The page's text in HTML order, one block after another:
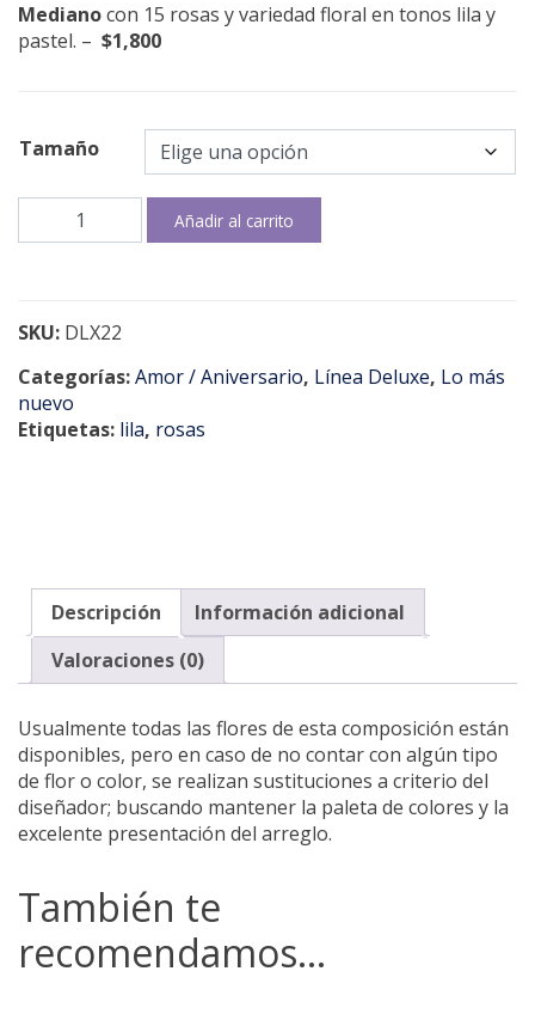
Medianocon 15 rosas y variedad floral en tonos lila y
pastel. – $1,800
Tamaño
Song
Añadir al carrito
SKU: DLX22
Categorías:Amor / Aniversario, Línea Deluxe, Lo más
nuevo
Etiquetas: lila, rosas
Descripción
Información adicional
Valoraciones (0)
Usualmente todas las flores de esta composición están
disponibles, pero en caso de no contar con algún tipo
de flor o color, se realizan sustituciones a criterio del
diseñador; buscando mantener la paleta de colores y la
excelente presentación del arreglo.
También te
recomendamos…